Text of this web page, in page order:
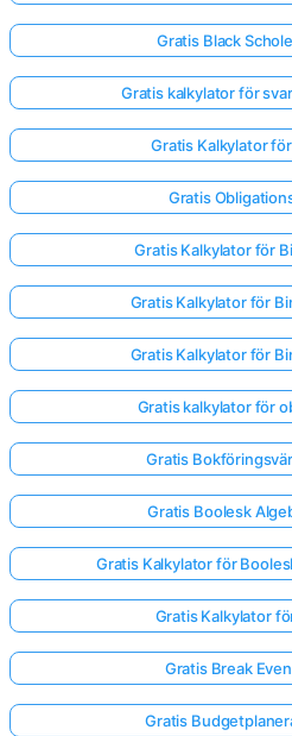
Gratis Black
Gratis kalkylator för
Gratis Kalkylator
Gratis
Gratis Kalkylator för
Gratis Kalkylator för
Gratis Kalkylator för
Gratis kalkylator för
Gratis
Gratis Boolesk
Gratis Kalkylator för
Gratis Kalkylator
Gratis Break
Gratis